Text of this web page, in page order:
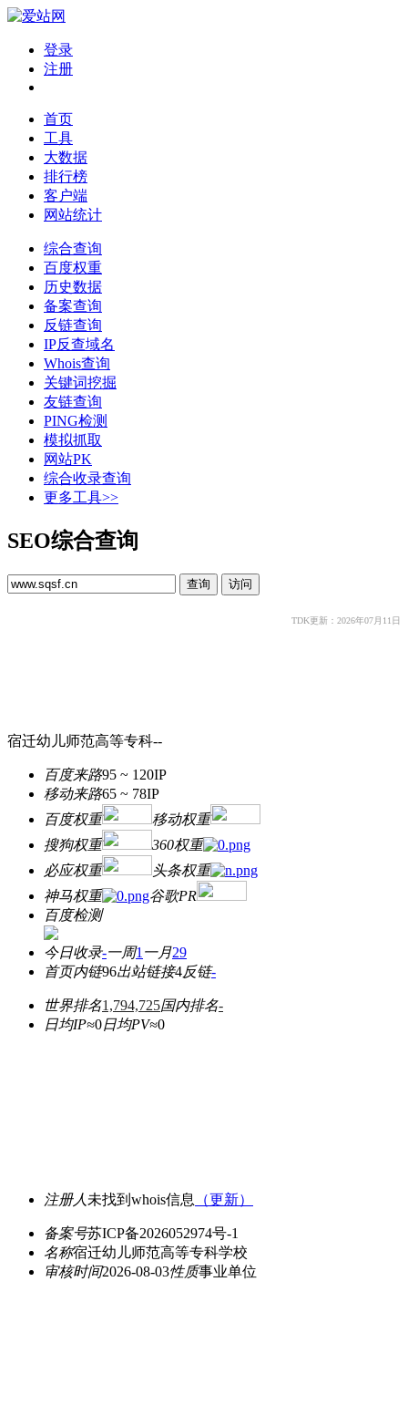
登录
注册
首页
工具
大数据
排行榜
客户端
网站统计
综合查询
百度权重
历史数据
备案查询
反链查询
IP反查域名
Whois查询
关键词挖掘
友链查询
PING检测
模拟抓取
网站PK
综合收录查询
更多工具>>
SEO综合查询
TDK更新：2026年07月11日
宿迁幼儿师范高等专科--
百度来路95 ~ 120IP
移动来路65 ~ 78IP
百度权重
移动权重
搜狗权重
360权重
必应权重
头条权重
神马权重
谷歌PR
百度检测
今日收录-一周1 一月29
首页内链96出站链接4反链-
世界排名1,794,725国内排名-
日均IP≈0日均PV≈0
注册人 未找到whois信息 （更新）
备案号苏ICP备2026052974号-1
名称宿迁幼儿师范高等专科学校
审核时间2026-08-03性质事业单位